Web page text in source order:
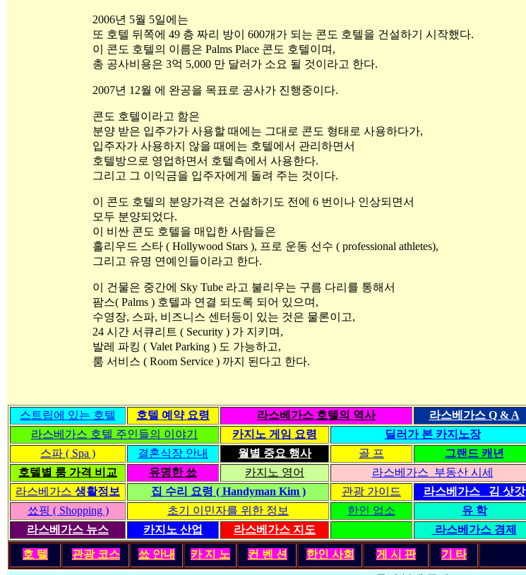
2006년 5월 5일에는
또 호텔 뒤쪽에 49 층 짜리 방이 600개가 되는 콘도 호텔을 건설하기 시작했다.
이 콘도 호텔의 이름은 Palms Place 콘도 호텔이며,
총 공사비용은 3억 5,000 만 달러가 소요 될 것이라고 한다.
2007년 12월 에 완공을 목표로 공사가 진행중이다.
콘도 호텔이라고 함은
분양 받은 입주가가 사용할 때에는 그대로 콘도 형태로 사용하다가,
입주자가 사용하지 않을 때에는 호텔에서 관리하면서
호텔방으로 영업하면서 호텔측에서 사용한다.
그리고 그 이익금을 입주자에게 돌려 주는 것이다.
이 콘도 호텔의 분양가격은 건설하기도 전에 6 번이나 인상되면서
모두 분양되었다.
이 비싼 콘도 호텔을 매입한 사람들은
홀리우드 스타 ( Hollywood Stars ), 프로 운동 선수 ( professional athletes),
그리고 유명 연예인들이라고 한다.
이 건물은 중간에 Sky Tube 라고 불리우는 구름 다리를 통해서
팜스( Palms ) 호텔과 연결 되도록 되어 있으며,
수영장, 스파, 비즈니스 센터등이 있는 것은 물론이고,
24 시간 서큐리트 ( Security ) 가 지키며,
발레 파킹 ( Valet Parking ) 도 가능하고,
룸 서비스 ( Room Service ) 까지 된다고 한다.
스트립에 있는 호텔 호텔 예약 요령 라스베가스 호텔의 역사
라스베가스 Q & A
라스베가스 호텔 주인들의 이야기
카지노 게임 요령
딜러가 본 카지노장
스파 ( Spa )
결혼식장 안내 월별 중요 행사 골 프
그랜드 캐년
호텔별 룸 가격 비교
유명한 쑈 카지노 영어
라스베가스 부동산 시세
라스베가스 생활정보 집 수리 요령 ( Handyman Kim ) 관광 가이드
라스베가스 김 삿갓
쑈핑 ( Shopping )
초기 이민자를 위한 정보 한인 업소
유 학
라스베가스 뉴스
카지노 산업 라스베가스 지도 라스베가스 경제
호 텔 관광 코스 쑈 안내 카 지 노 컨 벤 션 한인 사회 게 시 판 기 타